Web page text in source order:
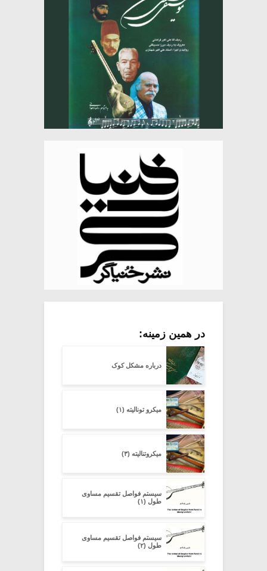
در همین زمینه:
درباره مشکل کوک
میکرو تونالیته (۱)
میکروتنالیته (۳)
سیستم فواصل تقسیم مساوی
طول (۱)
سیستم فواصل تقسیم مساوی
طول (۲)